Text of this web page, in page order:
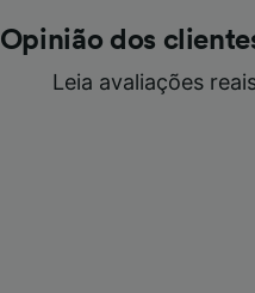
Opinião dos
Leia avaliações